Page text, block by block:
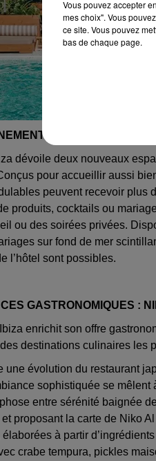
PROPICES À
dévoile deux nouveaux
pour accueillir aussi
peuvent recevoir plus
produits, cocktails ou
ou des soirées privées.
sur fond de mer
l’hôtel sont possibles.
GASTRONOMIQUES :
enrichit son offre
destinations culinaires les
une évolution du restaurant
sophistiquée se
entre sérénité baignée
proposant la carte de Niko
à partir
crabe tempura, pickles
Vous pouvez accepter
mes choix". Vous
ce site. Vous pouvez
bas de chaque page.